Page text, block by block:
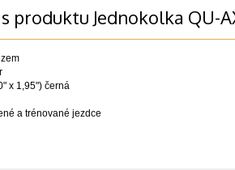
produktu Jednokolka QU-
x 1,95") černá
a trénované jezdce